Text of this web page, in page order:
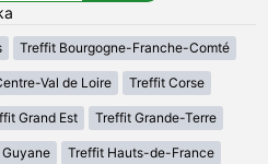
Treffit Bourgogne-Franche-Comté
Val de Loire Treffit Corse
Grand Est Treffit Grande-Terre
Treffit Hauts-de-France